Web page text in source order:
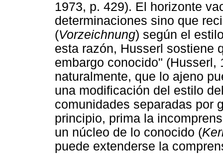
1973, p. 429). El horizonte
determinaciones sino que
(Vorzeichnung) según el
esta razón, Husserl sostiene
embargo conocido"
naturalmente, que lo ajeno
una modificación del estilo
comunidades separadas por
principio, prima la
un núcleo de lo conocido (
puede extenderse la